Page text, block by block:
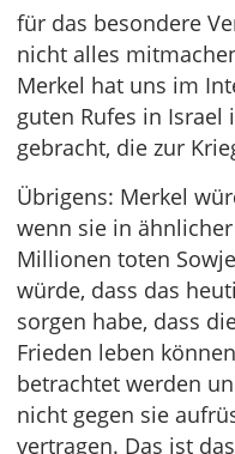
für das besondere
nicht alles
Merkel hat uns im
guten Rufes in Israel
gebracht, die zur
Übrigens: Merkel
wenn sie in
Millionen toten
würde, dass das
sorgen habe, dass
Frieden leben
betrachtet werden
nicht gegen sie
vertragen. Das ist